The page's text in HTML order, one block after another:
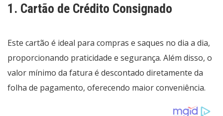
1. Cartão de Crédito Consignado
Este cartão é ideal para compras e saques no dia a dia,
proporcionando praticidade e segurança. Além disso, o
valor mínimo da fatura é descontado diretamente da
folha de pagamento, oferecendo maior conveniência.